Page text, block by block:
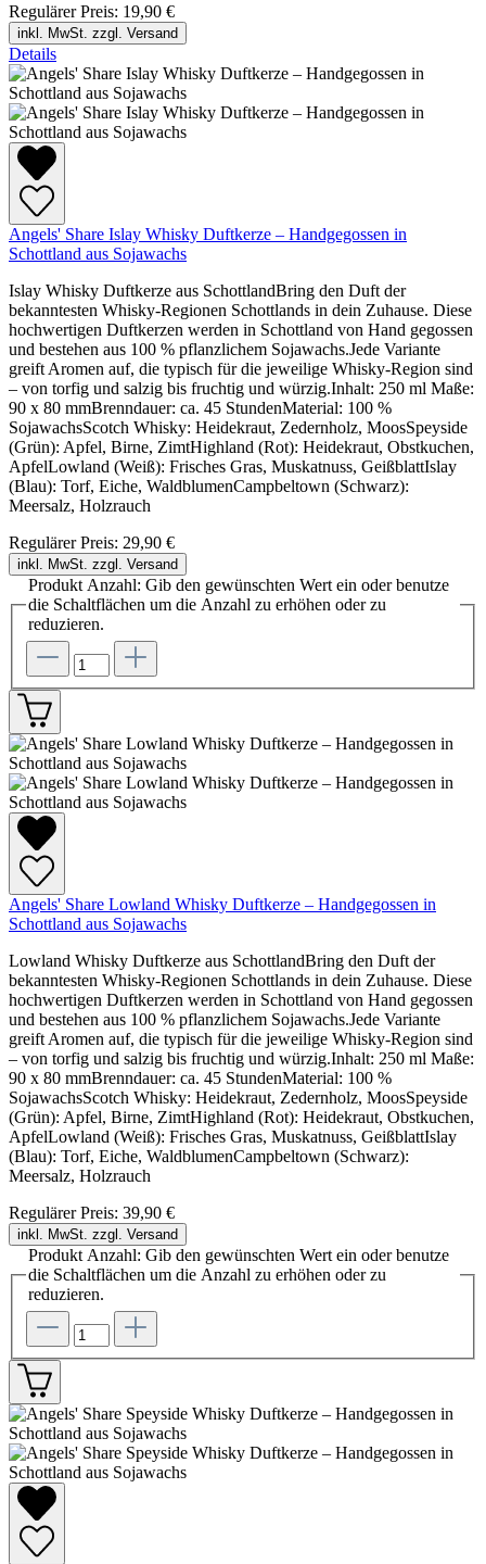
Regulärer Preis: 19,90 €
inkl. MwSt. zzgl. Versand
Details
Angels' Share Islay Whisky Duftkerze – Handgegossen in
Schottland aus Sojawachs
Islay Whisky Duftkerze aus SchottlandBring den Duft der
bekanntesten Whisky-Regionen Schottlands in dein Zuhause. Diese
hochwertigen Duftkerzen werden in Schottland von Hand gegossen
und bestehen aus 100 % pflanzlichem Sojawachs.Jede Variante
greift Aromen auf, die typisch für die jeweilige Whisky-Region sind
– von torfig und salzig bis fruchtig und würzig.Inhalt: 250 ml Maße:
90 x 80 mmBrenndauer: ca. 45 StundenMaterial: 100 %
SojawachsScotch Whisky: Heidekraut, Zedernholz, MoosSpeyside
(Grün): Apfel, Birne, ZimtHighland (Rot): Heidekraut, Obstkuchen,
ApfelLowland (Weiß): Frisches Gras, Muskatnuss, GeißblattIslay
(Blau): Torf, Eiche, WaldblumenCampbeltown (Schwarz):
Meersalz, Holzrauch
Regulärer Preis: 29,90 €
inkl. MwSt. zzgl. Versand
Produkt Anzahl: Gib den gewünschten Wert ein oder benutze
die Schaltflächen um die Anzahl zu erhöhen oder zu
reduzieren.
Angels' Share Lowland Whisky Duftkerze – Handgegossen in
Schottland aus Sojawachs
Lowland Whisky Duftkerze aus SchottlandBring den Duft der
bekanntesten Whisky-Regionen Schottlands in dein Zuhause. Diese
hochwertigen Duftkerzen werden in Schottland von Hand gegossen
und bestehen aus 100 % pflanzlichem Sojawachs.Jede Variante
greift Aromen auf, die typisch für die jeweilige Whisky-Region sind
– von torfig und salzig bis fruchtig und würzig.Inhalt: 250 ml Maße:
90 x 80 mmBrenndauer: ca. 45 StundenMaterial: 100 %
SojawachsScotch Whisky: Heidekraut, Zedernholz, MoosSpeyside
(Grün): Apfel, Birne, ZimtHighland (Rot): Heidekraut, Obstkuchen,
ApfelLowland (Weiß): Frisches Gras, Muskatnuss, GeißblattIslay
(Blau): Torf, Eiche, WaldblumenCampbeltown (Schwarz):
Meersalz, Holzrauch
Regulärer Preis: 39,90 €
inkl. MwSt. zzgl. Versand
Produkt Anzahl: Gib den gewünschten Wert ein oder benutze
die Schaltflächen um die Anzahl zu erhöhen oder zu
reduzieren.